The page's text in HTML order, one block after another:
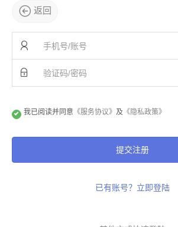
返回
我已阅读并同意 《服务协议》 及 《隐私政策》
提交注册
已有账号？立即登陆